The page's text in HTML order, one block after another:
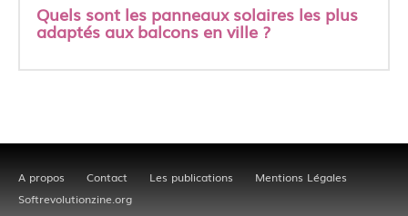
Quels sont les panneaux solaires les plus
adaptés aux balcons en ville ?
A propos Contact Les publications
Mentions Légales
Softrevolutionzine.org